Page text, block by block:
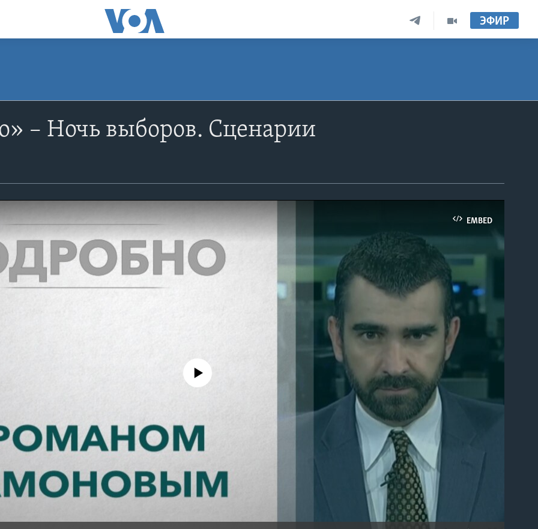
ЭФИР
– Ночь выборов. Сценарии
EMBED
No media source currently available